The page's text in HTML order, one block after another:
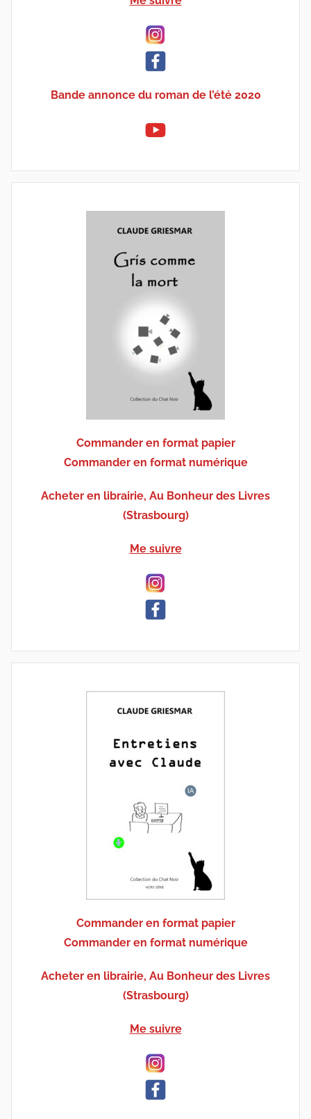
Bande annonce du roman de l’été 2020
Commander en format papier
Commander en format numérique
Acheter en librairie, Au Bonheur des Livres
(Strasbourg)
Me suivre
Commander en format papier
Commander en format numérique
Acheter en librairie, Au Bonheur des Livres
(Strasbourg)
Me suivre